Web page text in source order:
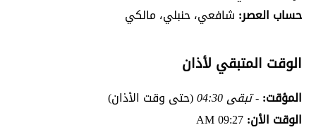
حساب العصر: شافعي، حنبلي، مالكي
الوقت المتبقي لأذان
المؤقت:- تبقى 04:30
(حتى وقت الأذان)
الوقت الأن: